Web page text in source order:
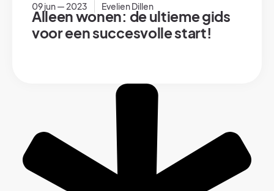
09 jun — 2023 Evelien Dillen
Alleen wonen: de ultieme gids
voor een succesvolle start!